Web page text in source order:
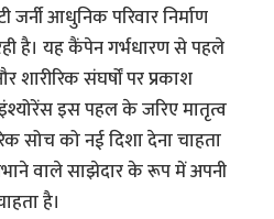
आधुनिक परिवार निर्माण
है। यह कैंपेन गर्भधारण से पहले
संघर्षों पर प्रकाश
इस पहल के जरिए मातृत्व
सोच को नई दिशा देना चाहता
वाले साझेदार के रूप में अपनी
है।